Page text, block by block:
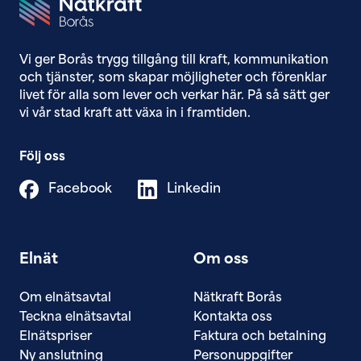
Vi ger Borås trygg tillgång till ​kraft, kommunikation
och tjänster, som skapar möjligheter och förenklar
livet för alla som lever och verkar här. På så sätt ger
vi vår stad kraft att växa in i framtiden.
Följ oss
Facebook Linkedin
Elnät
Om elnätsavtal
Teckna elnätsavtal
Elnätspriser
Ny anslutning
Om oss
Nätkraft Borås
Kontakta oss
Faktura och betalning
Personuppgifter